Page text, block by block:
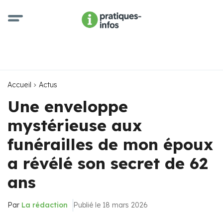
Accueil Actus
Une enveloppe
mystérieuse aux
funérailles de mon époux
a révélé son secret de 62
ans
Par La rédaction Publié le 18 mars 2026